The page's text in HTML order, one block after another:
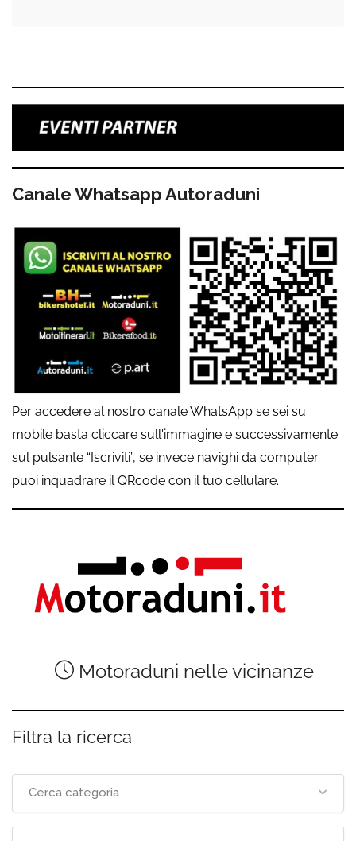
Canale Whatsapp Autoraduni
Per accedere al nostro canale WhatsApp se sei su
mobile basta cliccare sull'immagine e successivamente
sul pulsante “Iscriviti”, se invece navighi da computer
puoi inquadrare il QRcode con il tuo cellulare.
Motoraduni nelle vicinanze
Filtra la ricerca
Cerca categoria